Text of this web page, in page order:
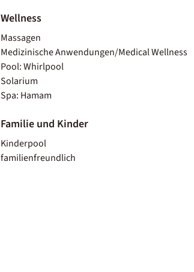
Wellness
Massagen
Medizinische Anwendungen/Medical Wellness
Pool: Whirlpool
Solarium
Spa: Hamam
Familie und Kinder
Kinderpool
familienfreundlich